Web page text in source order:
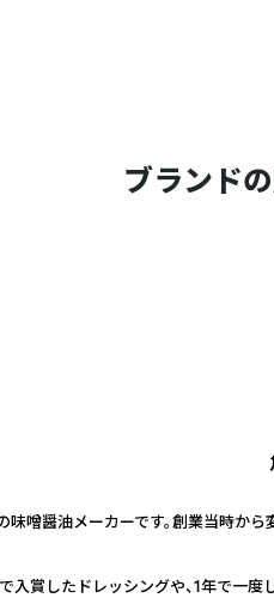
ブランド
噌醤油メーカーです。創業当時か
入賞したドレッシングや、1年で一